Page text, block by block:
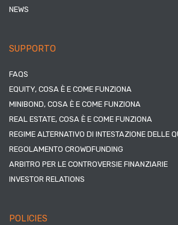
NEWS
SUPPORTO
FAQS
EQUITY, COSA È E COME FUNZIONA
MINIBOND, COSA È E COME FUNZIONA
REAL ESTATE, COSA È E COME FUNZIONA
REGIME ALTERNATIVO DI INTESTAZIONE DELLE
REGOLAMENTO CROWDFUNDING
ARBITRO PER LE CONTROVERSIE FINANZIARIE
INVESTOR RELATIONS
POLICIES